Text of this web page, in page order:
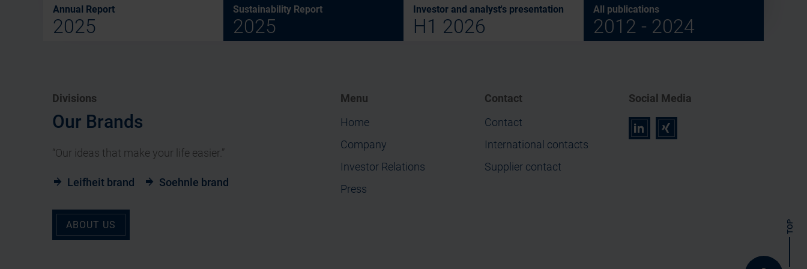
Annual Report
2025
Sustainability Report
2025
Investor and analyst's presentation
H1 2026
All publications
2012 - 2024
Divisions
Our Brands
“Our ideas that make your life easier.”
Leifheit brand Soehnle brand
ABOUT US
Menu
Home
Company
Investor Relations
Press
Contact
Contact
International contacts
Supplier contact
Social Media
r z
TOP